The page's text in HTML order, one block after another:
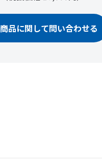
商品に関して問い合わせる